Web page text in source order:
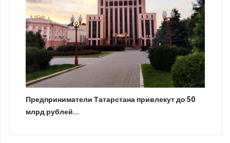
Предприниматели Татарстана привлекут до 50
млрд рублей...